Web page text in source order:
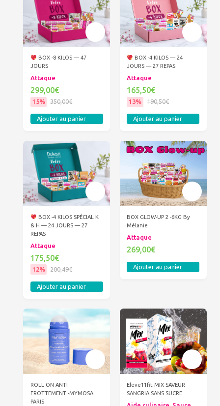
BOX -8 KILOS — 47
JOURS
Attaque
299,00€
15% 350,00€
Ajouter au panier
BOX -4 KILOS — 24
JOURS — 27 REPAS
Attaque
165,50€
13% 190,50€
Ajouter au panier
BOX -4 KILOS SPÉCIAL K
& H — 24 JOURS — 27
REPAS
Attaque
175,50€
12% 200,49€
Ajouter au panier
BOX GLOW-UP 2 -6KG By
Mélanie
Attaque
269,00€
Ajouter au panier
ROLL ON ANTI
FROTTEMENT -MYMOSA
PARIS
Eleve11fit MIX SAVEUR
SANGRIA SANS SUCRE